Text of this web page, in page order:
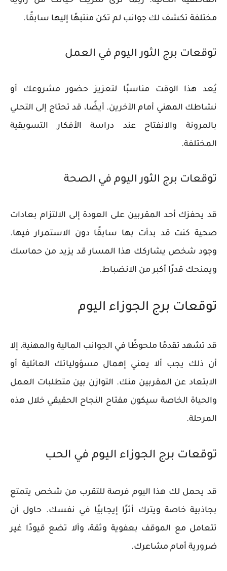
مختلفة تكشف لك جوانب لم تكن منتبهًا إليها سابقًا.
توقعات برج الثور اليوم في العمل
يُعد هذا الوقت مناسبًا لتعزيز حضور مشروعك أو
نشاطك المهني أمام الآخرين. أيضًا، قد تحتاج إلى التحلي
بالمرونة والانفتاح عند دراسة الأفكار التسويقية
المختلفة.
توقعات برج الثور اليوم في الصحة
قد يحفزك أحد المقربين على العودة إلى الالتزام بعادات
صحية كنت قد بدأت بها سابقًا دون الاستمرار فيها.
وجود شخص يشاركك هذا المسار قد يزيد من حماسك
ويمنحك قدرًا أكبر من الانضباط.
توقعات برج الجوزاء اليوم
قد تشهد تقدمًا ملحوظًا في الجوانب المالية والمهنية، إلا
أن ذلك يجب ألا يعني إهمال مسؤولياتك العائلية أو
الابتعاد عن المقربين منك. التوازن بين متطلبات العمل
والحياة الخاصة سيكون مفتاح النجاح الحقيقي خلال هذه
المرحلة.
توقعات برج الجوزاء اليوم في الحب
قد يحمل لك هذا اليوم فرصة للتقرب من شخص يتمتع
بجاذبية خاصة ويترك أثرًا إيجابيًا في نفسك. حاول أن
تتعامل مع الموقف بعفوية وثقة، وألا تضع قيودًا غير
ضرورية أمام مشاعرك.